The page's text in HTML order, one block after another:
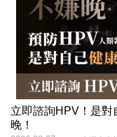
立即諮詢HPV！是對
晚！